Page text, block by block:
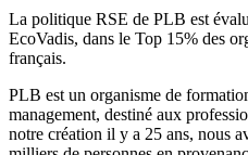
La politique RSE de PLB est
EcoVadis, dans le Top 15% des
français.
PLB est un organisme de
management, destiné aux
notre création il y a 25 ans, nous